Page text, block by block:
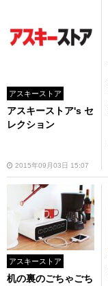
アスキーストア
アスキーストア's セ
レクション
2015年09月03日 15:07
アスキーストア
机の裏のごちゃごち